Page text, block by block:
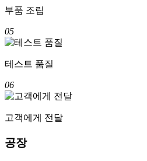
부품 조립
05
테스트 품질
06
고객에게 전달
공장